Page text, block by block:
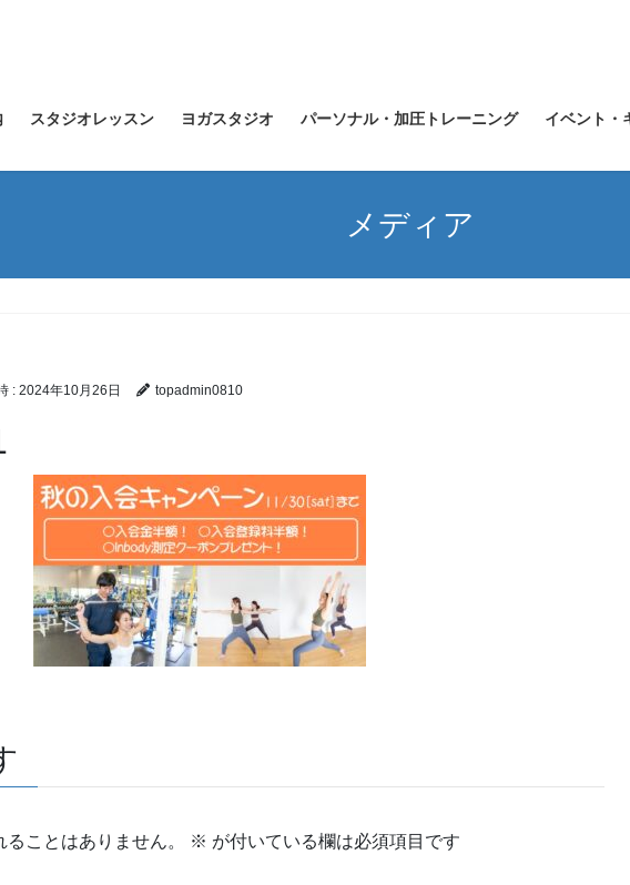
スタジオレッスン ヨガスタジオ パーソナル・加圧トレーニング イベント・
メディア
: 2024年10月26日 topadmin0810
ことはありません。 ※ が付いている欄は必須項目です